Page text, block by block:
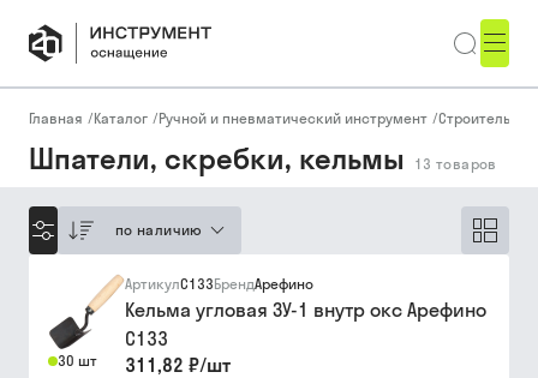
Главная /Каталог /Ручной и пневматический инструмент /
Шпатели, скребки, кельмы 13 товаров
по наличию
30 шт
АртикулС133БрендАрефино
Кельма угловая ЗУ-1 внутр окс Арефино
С133
311,82 ₽/шт